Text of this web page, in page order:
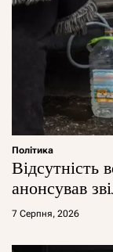
Політика
Відсутність
анонсував
7 Серпня, 2026